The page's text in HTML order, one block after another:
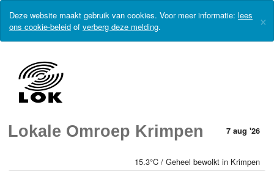
Deze website maakt gebruik van cookies. Voor meer informatie: lees
ons cookie-beleid of verberg deze melding. ×
Lokale Omroep Krimpen 7 aug '26
15.3°C / Geheel bewolkt in Krimpen